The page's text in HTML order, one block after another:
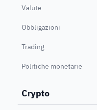
Valute
Obbligazioni
Trading
Politiche monetarie
Crypto